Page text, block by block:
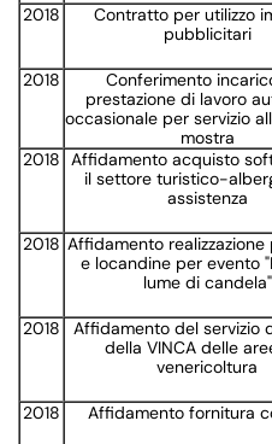
2018
Contratto per utilizzo
pubblicitari
2018
Conferimento
prestazione di lavoro
occasionale per servizio
mostra
2018 Affidamento acquisto
il settore turistico-
assistenza
2018 Affidamento realizzazione
e locandine per evento
lume di candela"
2018
Affidamento del servizio
della VINCA delle
venericoltura
2018 Affidamento fornitura